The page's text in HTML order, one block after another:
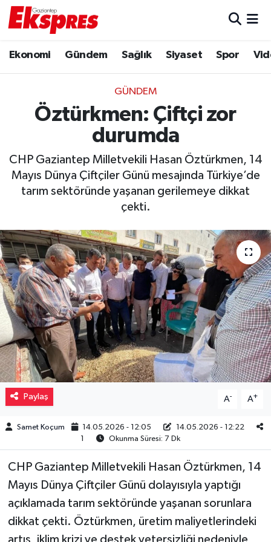
Ekonomi Gündem Sağlık Siyaset Spor
GÜNDEM
Öztürkmen: Çiftçi zor
durumda
CHP Gaziantep Milletvekili Hasan Öztürkmen, 14
Mayıs Dünya Çiftçiler Günü mesajında Türkiye’de
tarım sektöründe yaşanan gerilemeye dikkat
çekti.
Paylaş A- A+
Samet Koçum 14.05.2026 - 12:05
14.05.2026 - 12:22
1
Okunma Süresi: 7 Dk
CHP Gaziantep Milletvekili Hasan Öztürkmen, 14
Mayıs Dünya Çiftçiler Günü dolayısıyla yaptığı
açıklamada tarım sektöründe yaşanan sorunlara
dikkat çekti. Öztürkmen, üretim maliyetlerindeki
artış, iklim krizi ve destek yetersizliği nedeniyle
Ekonomi
Gaziantep son dakika
Gündem
Kültür Sanat
Magazin
Müzik
Piyasa
Resmi İlanlar
Sağlık
Teknoloji
Türkiye
Trafik Durumu
Puan Durumu ve Fikstür
Tüm Manşetler
Son Dakika Haberleri